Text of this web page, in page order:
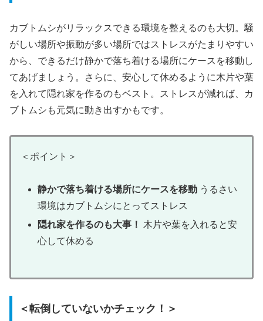
カブトムシがリラックスできる環境を整えるのも大切。騒
がしい場所や振動が多い場所ではストレスがたまりやすい
から、できるだけ静かで落ち着ける場所にケースを移動し
てあげましょう。さらに、安心して休めるように木片や葉
を入れて隠れ家を作るのもベスト。ストレスが減れば、カ
ブトムシも元気に動き出すかもです。
＜ポイント＞
静かで落ち着ける場所にケースを移動 うるさい
環境はカブトムシにとってストレス
隠れ家を作るのも大事！
木片や葉を入れると安
心して休める
＜転倒していないかチェック！＞